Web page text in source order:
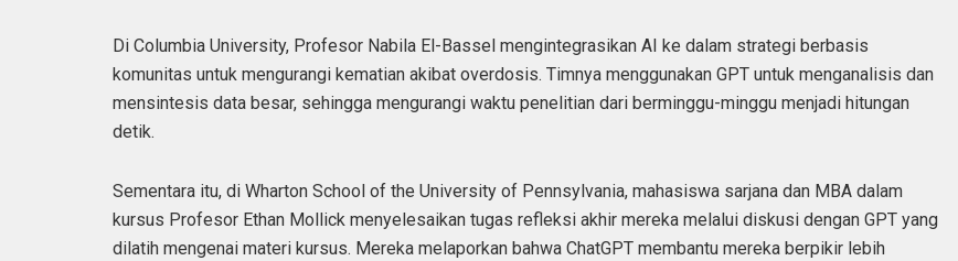
Di Columbia University, Profesor Nabila El-Bassel mengintegrasikan AI ke dalam strategi berbasis
komunitas untuk mengurangi kematian akibat overdosis. Timnya menggunakan GPT untuk menganalisis dan
mensintesis data besar, sehingga mengurangi waktu penelitian dari berminggu-minggu menjadi hitungan
detik.
Sementara itu, di Wharton School of the University of Pennsylvania, mahasiswa sarjana dan MBA dalam
kursus Profesor Ethan Mollick menyelesaikan tugas refleksi akhir mereka melalui diskusi dengan GPT yang
dilatih mengenai materi kursus. Mereka melaporkan bahwa ChatGPT membantu mereka berpikir lebih